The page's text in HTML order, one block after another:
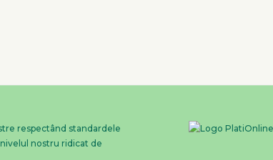
respectând standardele
nostru ridicat de